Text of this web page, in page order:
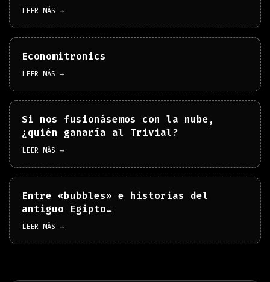
LEER MÁS →
Economitronics
LEER MÁS →
Si nos fusionásemos con la nube,
¿quién ganaría al Trivial?
LEER MÁS →
Entre «bubbles» e historias del
antiguo Egipto…
LEER MÁS →